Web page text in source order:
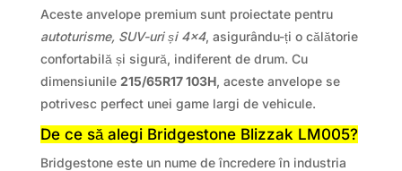
Aceste anvelope premium sunt proiectate pentru
autoturisme, SUV-uri și 4×4, asigurându-ți o călătorie
confortabilă și sigură, indiferent de drum. Cu
dimensiunile 215/65R17 103H, aceste anvelope se
potrivesc perfect unei game largi de vehicule.
De ce să alegi Bridgestone Blizzak LM005?
Bridgestone este un nume de încredere în industria